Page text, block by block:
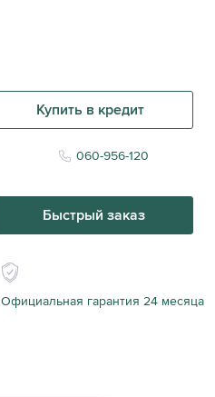
Купить в кредит
060-956-120
Быстрый заказ
Официальная гарантия 24 месяца